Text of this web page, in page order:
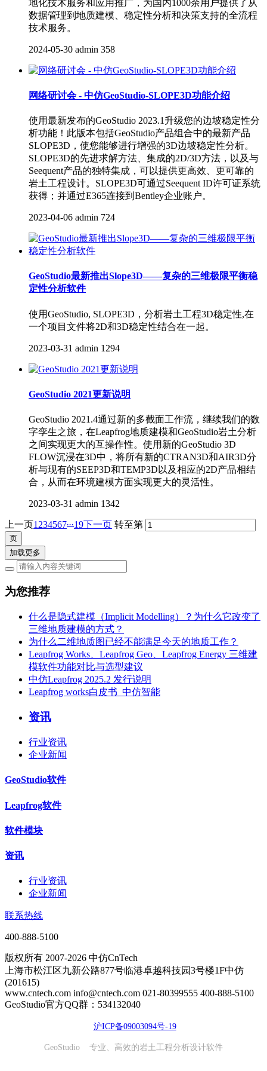
地化技术服务和应用推广，为国内1000余用户提供了从
数据管理到地质建模、稳定性分析和决策支持的全流程
技术服务。
2024-05-30 admin 358
网络研讨会 - 中仿GeoStudio-SLOPE3D功能介绍
使用最新发布的GeoStudio 2023.1升级您的边坡稳定性分
析功能！此版本包括GeoStudio产品组合中的最新产品
SLOPE3D，使您能够进行增强的3D边坡稳定性分析。
SLOPE3D的先进求解方法、集成的2D/3D方法，以及与
Seequent产品的独特集成，可以提供更高效、更可靠的
岩土工程设计。SLOPE3D可通过Seequent ID许可证系统
获得；并通过E365连接到Bentley企业账户。
2023-04-06 admin 724
GeoStudio最新推出Slope3D——复杂的三维极限平衡稳
定性分析软件
使用GeoStudio, SLOPE3D，分析岩土工程3D稳定性,在
一个项目文件将2D和3D稳定性结合在一起。
2023-03-31 admin 1294
GeoStudio 2021更新说明
GeoStudio 2021.4通过新的多截面工作流，继续我们的数
字孪生之旅，在Leapfrog地质建模和GeoStudio岩土分析
之间实现更大的互操作性。使用新的GeoStudio 3D
FLOW沉浸在3D中，将所有新的CTRAN3D和AIR3D分
析与现有的SEEP3D和TEMP3D以及相应的2D产品相结
合，从而在环境建模方面实现更大的灵活性。
2023-03-31 admin 1342
上一页1 234567...19下一页 转至第
加载更多
为您推荐
什么是隐式建模（Implicit Modelling）？为什么它改变了
三维地质建模的方式？
为什么二维地质图已经不能满足今天的地质工作？
Leapfrog Works、Leapfrog Geo、Leapfrog Energy 三维建
模软件功能对比与选型建议
中仿Leapfrog 2025.2 发行说明
Leapfrog works白皮书_中仿智能
资讯
行业资讯
企业新闻
GeoStudio软件
Leapfrog软件
软件模块
资讯
行业资讯
企业新闻
联系热线
400-888-5100
版权所有 2007-2026 中仿CnTech
上海市松江区九新公路877号临港卓越科技园3号楼1F中仿
(201615)
www.cntech.com info@cntech.com 021-80399555 400-888-5100
GeoStudio官方QQ群：534132040
沪ICP备09003094号-19
GeoStudio 专业、高效的岩土工程分析设计软件